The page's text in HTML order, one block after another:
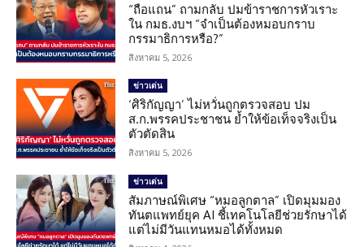
“ถือแถน” ถามกลับ ปมข้าราชการหัวเราะ
ใน กมธ.งบฯ “จำเป็นต้องหมอบกราบ
กรรมาธิการหรือ?”
สิงหาคม 5, 2026
ข่าวเด่น
‘ศิริกัญญา’ ไม่หวั่นถูกตรวจสอบ ปม
ส.ก.พรรคประชาชน ย้ำให้ข้อเท็จจริงเป็น
ตัวตัดสิน
สิงหาคม 5, 2026
ข่าวเด่น
สัมภาษณ์พิเศษ “หมอลูกตาล” เปิดมุมมอง
ทันตแพทย์ยุค AI ชี้เทคโนโลยีช่วยรักษาได้
แต่ไม่มีวันแทนหมอได้ทั้งหมด